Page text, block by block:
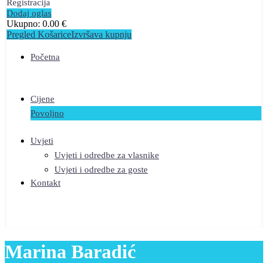
Registracija
Dodaj oglas
Ukupno: 0.00 €
Pregled KošariceIzvršava kupnju
Početna
Cijene
Povoljno
Uvjeti
Uvjeti i odredbe za vlasnike
Uvjeti i odredbe za goste
Kontakt
Marina Baradić